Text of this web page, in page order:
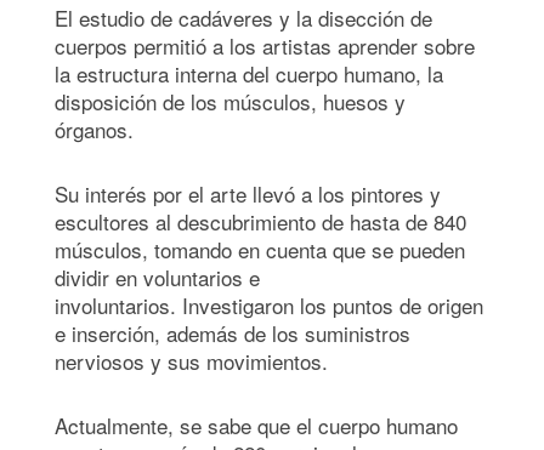
El estudio de cadáveres y la disección de
cuerpos permitió a los artistas aprender sobre
la estructura interna del cuerpo humano, la
disposición de los músculos, huesos y
órganos.
Su interés por el arte llevó a los pintores y
escultores al descubrimiento de hasta de 840
músculos, tomando en cuenta que se pueden
dividir en voluntarios e
involuntarios. Investigaron los puntos de origen
e inserción, además de los suministros
nerviosos y sus movimientos.
Actualmente, se sabe que el cuerpo humano